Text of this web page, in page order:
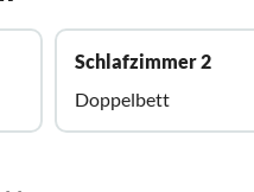
Schlafzimmer 2
Doppelbett